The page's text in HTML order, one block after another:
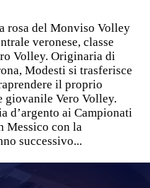
rosa del Monviso Volley
veronese, classe
Volley. Originaria di
Modesti si trasferisce
il proprio
giovanile Vero Volley.
d’argento ai Campionati
Messico con la
successivo...